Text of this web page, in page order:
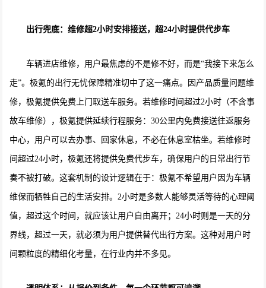
出行兜底：维修超2小时安排接送，超24小时提供代步车
车辆进店维修，用户最焦虑的不是修不好，而是“我接下来怎么
走”。极氪的出行无忧保障精准切中了这一痛点。因产品质量问题维
修，极氪提供免费上门取送车服务。若维修时间超过2小时（不含事
故车维修），极氪提供延续行程服务：30公里内免费接送往返服务
中心，用户可以去办事、回家休息，不必在休息室枯坐。若维修时
间超过24小时，极氪还将提供免费代步车，确保用户的日常出行节
奏不被打破。这套机制的设计逻辑在于：极氪不希望用户因为车辆
维保而牺牲自己的生活安排。2小时是多数人能够灵活等待的心理阈
值，超过这个时间，就应该让用户自由离开；24小时则是一天的分
界线，超过一天，就必须为用户提供替代出行方案。这种对用户时
间颗粒度的精细化考量，在行业内并不多见。